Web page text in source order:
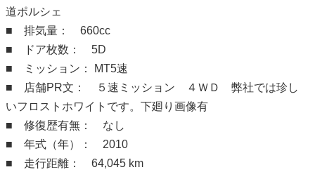
道ポルシェ
■ 排気量： 660cc
■ ドア枚数： 5D
■ ミッション： MT5速
■ 店舗PR文： ５速ミッション ４ＷＤ 弊社では珍し
いフロストホワイトです。下廻り画像有
■ 修復歴有無： なし
■ 年式（年）： 2010
■ 走行距離： 64,045 km